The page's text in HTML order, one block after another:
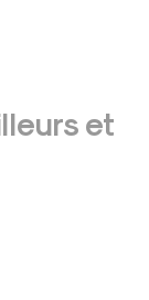
et